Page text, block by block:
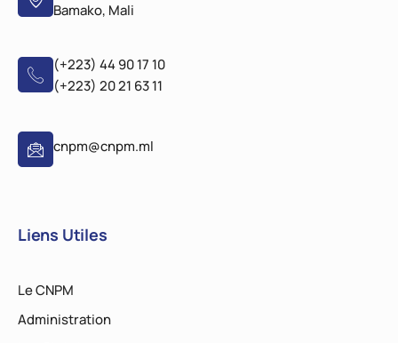
Bamako, Mali
(+223) 44 90 17 10
(+223) 20 21 63 11
cnpm@cnpm.ml
Liens Utiles
Le CNPM
Administration